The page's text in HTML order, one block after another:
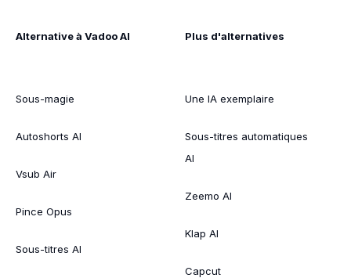
Alternative à Vadoo AI
Sous-magie
Autoshorts AI
Vsub Air
Pince Opus
Sous-titres AI
Plus d'alternatives
Une IA exemplaire
Sous-titres automatiques
AI
Zeemo AI
Klap AI
Capcut